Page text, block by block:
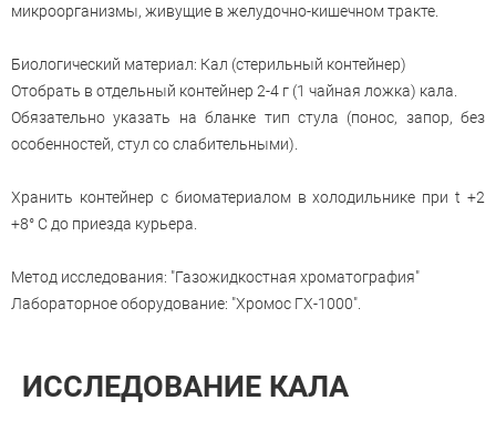
микроорганизмы, живущие в желудочно-кишечном тракте.
Биологический материал: Кал (стерильный контейнер)
Отобрать в отдельный контейнер 2-4 г (1 чайная ложка) кала.
Обязательно указать на бланке тип стула (понос, запор, без
особенностей, стул со слабительными).
Хранить контейнер с биоматериалом в холодильнике при t +2
+8° С до приезда курьера.
Метод исследования: "Газожидкостная хроматография"
Лабораторное оборудование: "Хромос ГХ-1000".
ИССЛЕДОВАНИЕ КАЛА